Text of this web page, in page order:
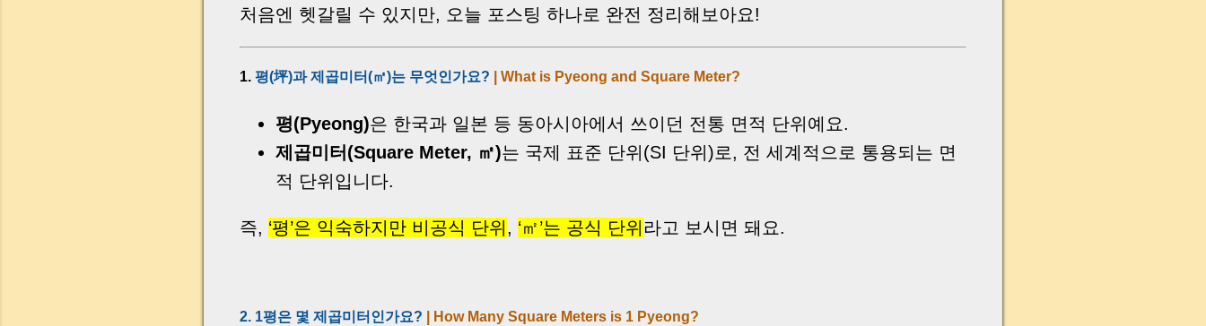
처음엔 헷갈릴 수 있지만, 오늘 포스팅 하나로 완전 정리해보아요!
1. 평(坪)과 제곱미터(㎡)는 무엇인가요? | What is Pyeong and Square Meter?
평(Pyeong)은 한국과 일본 등 동아시아에서 쓰이던 전통 면적 단위예요.
제곱미터(Square Meter, ㎡)는 국제 표준 단위(SI 단위)로, 전 세계적으로 통용되는 면
적 단위입니다.
즉, ‘평’은 익숙하지만 비공식 단위 , ‘㎡’는 공식 단위 라고 보시면 돼요.
2. 1평은 몇 제곱미터인가요? | How Many Square Meters is 1 Pyeong?